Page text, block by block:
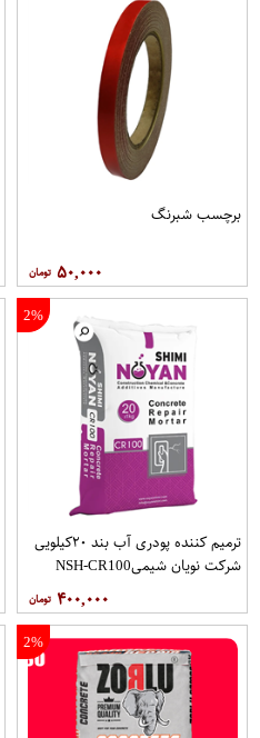
برچسب شبرنگ
۵۰,۰۰۰
2%
ترمیم کننده پودری آب بند ۲۰کیلویی
شرکت نویان شیمیNSH-CR100
۴۰۰,۰۰۰
2%